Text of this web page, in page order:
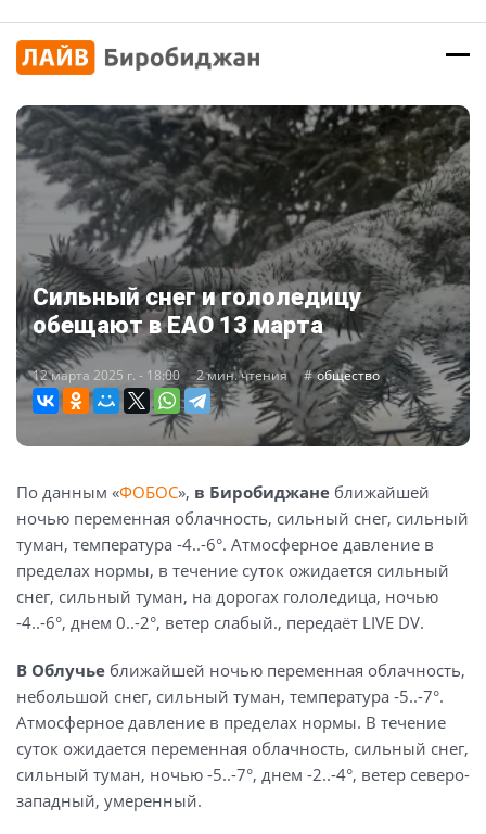
Сильный снег и гололедицу
обещают в ЕАО 13 марта
12 марта 2025 г. - 18:00 2 мин. чтения общество
По данным «ФОБОС», в Биробиджане ближайшей
ночью переменная облачность, сильный снег, сильный
туман, температура -4..-6°. Атмосферное давление в
пределах нормы, в течение суток ожидается сильный
снег, сильный туман, на дорогах гололедица, ночью
-4..-6°, днем 0..-2°, ветер слабый., передаёт LIVE DV.
В Облучье ближайшей ночью переменная облачность,
небольшой снег, сильный туман, температура -5..-7°.
Атмосферное давление в пределах нормы. В течение
суток ожидается переменная облачность, сильный снег,
сильный туман, ночью -5..-7°, днем -2..-4°, ветер северо-
западный, умеренный.